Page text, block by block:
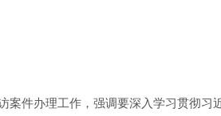
件办理工作，强调要深入学习贯彻习